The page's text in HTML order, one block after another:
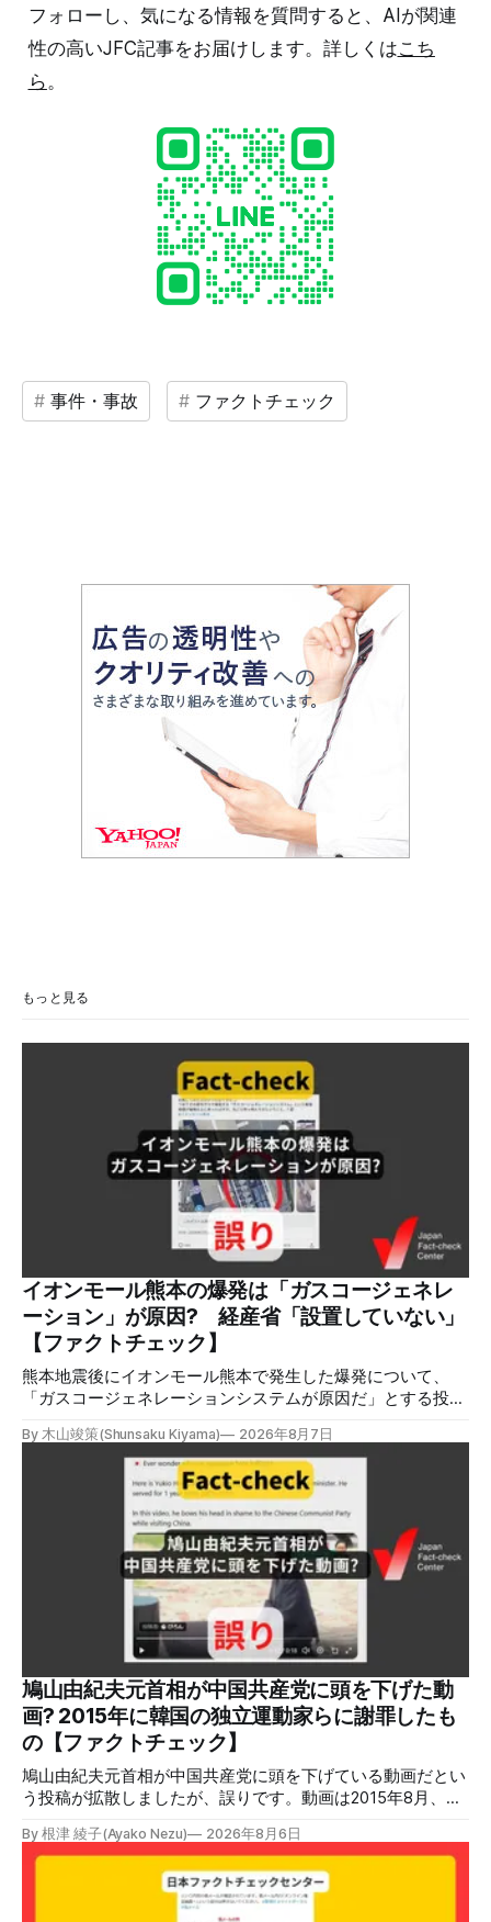
フォローし、気になる情報を質問すると、AIが関連
性の高いJFC記事をお届けします。詳しくはこち
ら。
事件・事故 ファクトチェック
もっと見る
イオンモール熊本の爆発は「ガスコージェネレ
ーション」が原因? 経産省「設置していない」
【ファクトチェック】
熊本地震後にイオンモール熊本で発生した爆発について、
「ガスコージェネレーションシステムが原因だ」とする投稿
ジェネレーションやガス発電機は設置していないことを確認
している」と発表し、LPガスが原因だった可能性が高いと説
明しています。またイオンは5日、事故原因を調べる事故調
査委員会を設置すると発表しました。 検証対象 拡散した投
ガスを燃料としてガスエンジンやガスタービンで発電し、排
熱を冷暖房などに利用する「ガスコージェネレーション」が
原因だとする投稿が拡散した（例1、例2）。 検証する理由
ソーシャルリスニングツールMeltwaterで調べると、これら
の投稿の表示回数は少なくとも合計194万回を超えている。
爆発の原因をめぐって、さまざまな根拠不明の情報が飛び交
っているため検証する。 検証過程 イオンモール熊本の爆発
2026年7月28日午後16時27分ごろ、熊本県で震度7の地震が
発生した。午後6時ごろ、嘉島町のショッピングセンター
「イ
By 木山竣策(Shunsaku Kiyama) 2026年8月7日
鳩山由紀夫元首相が中国共産党に頭を下げた動
画? 2015年に韓国の独立運動家らに謝罪したも
の【ファクトチェック】
鳩山由紀夫元首相が中国共産党に頭を下げている動画だとい
う投稿が拡散しましたが、誤りです。動画は2015年8月、鳩
立運動家らに謝罪した映像です。中国共産党に対して頭を下
げている動画ではありません。 検証対象 拡散した言説 2026
年7月30日、「日本人がなぜ左翼を嫌うのか、考えたことは
ありますか？/ここに日本の左寄り首相だった鳩山由紀夫が
By 根津 綾子(Ayako Nezu) 2026年8月6日